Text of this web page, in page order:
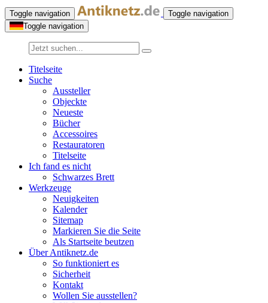
Toggle navigation
Toggle navigation
Toggle navigation
Titelseite
Suche
Aussteller
Objeckte
Neueste
Bücher
Accessoires
Restauratoren
Titelseite
Ich fand es nicht
Schwarzes Brett
Werkzeuge
Neuigkeiten
Kalender
Sitemap
Markieren Sie die Seite
Als Startseite beutzen
Über Antiknetz.de
So funktioniert es
Sicherheit
Kontakt
Wollen Sie ausstellen?